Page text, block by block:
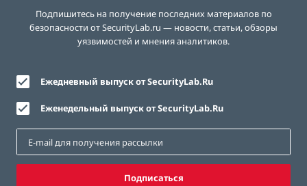
Подпишитесь на получение последних материалов по
безопасности от SecurityLab.ru — новости, статьи, обзоры
уязвимостей и мнения аналитиков.
Ежедневный выпуск от SecurityLab.Ru
Еженедельный выпуск от SecurityLab.Ru
Подписаться